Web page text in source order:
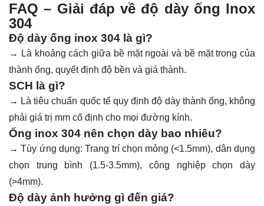
FAQ – Giải đáp về độ dày ống lnox
304
Độ dày ống inox 304 là gì?
→ Là khoảng cách giữa bề mặt ngoài và bề mặt trong của
thành ống, quyết định độ bền và giá thành.
SCH là gì?
→ Là tiêu chuẩn quốc tế quy định độ dày thành ống, không
phải giá trị mm cố định cho mọi đường kính.
Ống inox 304 nên chọn dày bao nhiêu?
→ Tùy ứng dụng: Trang trí chọn mỏng (<1.5mm), dân dụng
chọn trung bình (1.5-3.5mm), công nghiệp chọn dày
(>4mm).
Độ dày ảnh hưởng gì đến giá?